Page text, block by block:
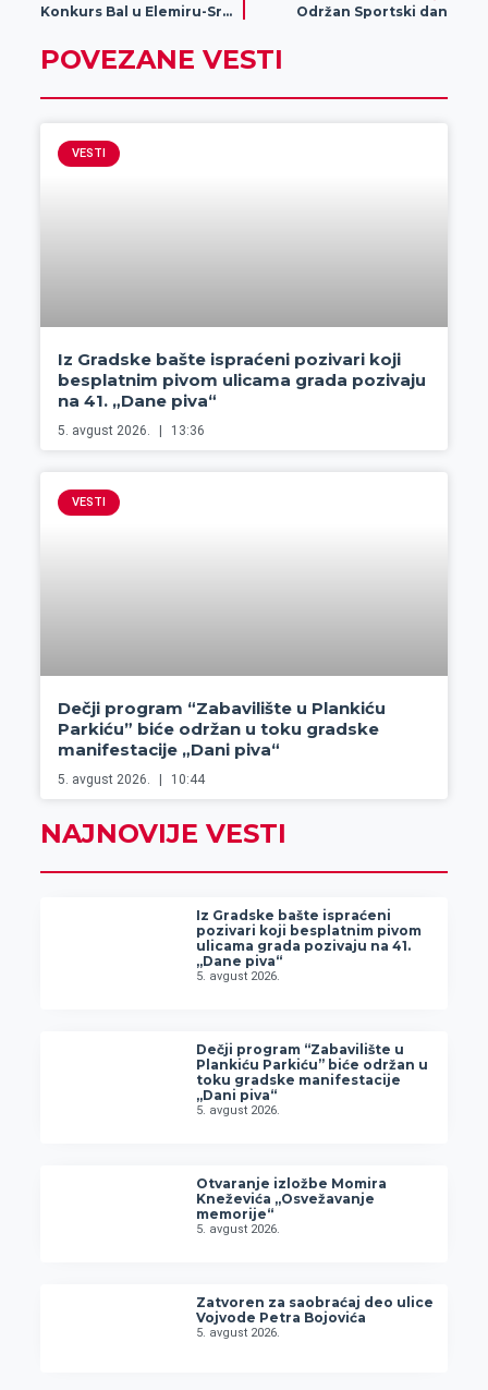
Konkurs Bal u Elemiru-Sremčevi dani
Održan Sportski dan
POVEZANE VESTI
VESTI
Iz Gradske bašte ispraćeni pozivari koji
besplatnim pivom ulicama grada pozivaju
na 41. „Dane piva“
5. avgust 2026. 13:36
VESTI
Dečji program “Zabavilište u Plankiću
Parkiću” biće održan u toku gradske
manifestacije „Dani piva“
5. avgust 2026. 10:44
NAJNOVIJE VESTI
Iz Gradske bašte ispraćeni
pozivari koji besplatnim pivom
ulicama grada pozivaju na 41.
„Dane piva“
5. avgust 2026.
Dečji program “Zabavilište u
Plankiću Parkiću” biće održan u
toku gradske manifestacije
„Dani piva“
5. avgust 2026.
Otvaranje izložbe Momira
Kneževića „Osvežavanje
memorije“
5. avgust 2026.
Zatvoren za saobraćaj deo ulice
Vojvode Petra Bojovića
5. avgust 2026.